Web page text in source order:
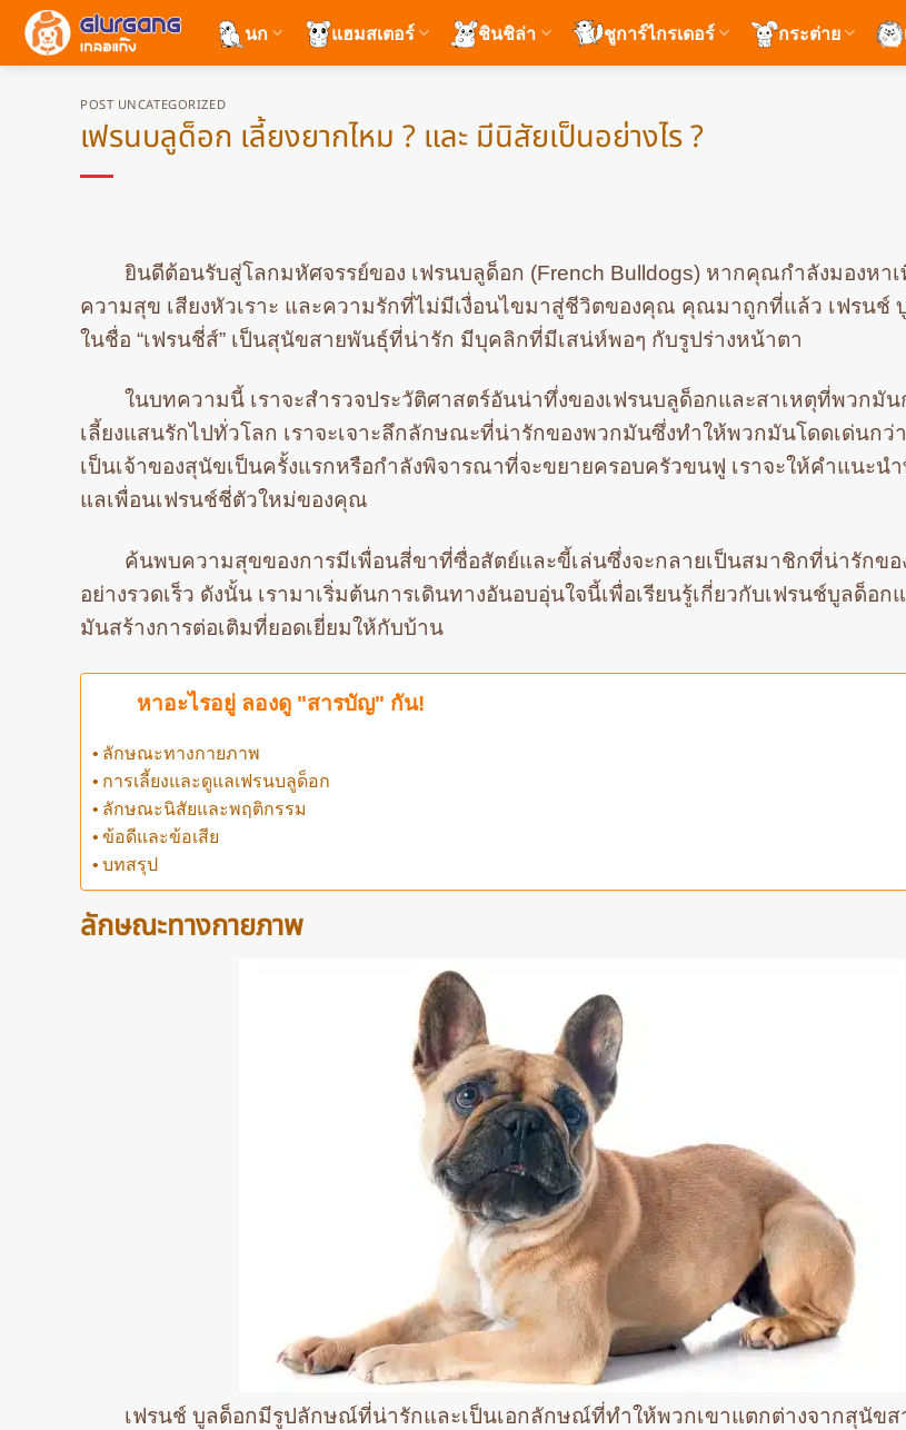
ข้าม
ยัง
นก แฮมสเตอร์ ชินชิล่า ชูการ์ไกรเดอร์ กระต่าย
POST UNCATEGORIZED
เฟรนบลูด็อก เลี้ยงยากไหม ? และ มีนิสัยเป็นอย่างไร ?
ยินดีต้อนรับสู่โลกมหัศจรรย์ของ เฟรนบลูด็อก (French Bulldogs) หากคุณกำลังมองหา
ความสุข เสียงหัวเราะ และความรักที่ไม่มีเงื่อนไขมาสู่ชีวิตของคุณ คุณมาถูกที่แล้ว เฟรนช์
ในชื่อ “เฟรนชี่ส์” เป็นสุนัขสายพันธุ์ที่น่ารัก มีบุคลิกที่มีเสน่ห์พอๆ กับรูปร่างหน้าตา
ในบทความนี้ เราจะสำรวจประวัติศาสตร์อันน่าทึ่งของเฟรนบลูด็อกและสาเหตุที่พวกมัน
เลี้ยงแสนรักไปทั่วโลก เราจะเจาะลึกลักษณะที่น่ารักของพวกมันซึ่งทำให้พวกมันโดดเด่นกว่
เป็นเจ้าของสุนัขเป็นครั้งแรกหรือกำลังพิจารณาที่จะขยายครอบครัวขนฟู เราจะให้คำแนะน
แลเพื่อนเฟรนช์ชี่ตัวใหม่ของคุณ
ค้นพบความสุขของการมีเพื่อนสี่ขาที่ซื่อสัตย์และขี้เล่นซึ่งจะกลายเป็นสมาชิกที่น่ารักข
อย่างรวดเร็ว ดังนั้น เรามาเริ่มต้นการเดินทางอันอบอุ่นใจนี้เพื่อเรียนรู้เกี่ยวกับเฟรนช์บูลด็อก
มันสร้างการต่อเติมที่ยอดเยี่ยมให้กับบ้าน
หาอะไรอยู่ ลองดู "สารบัญ" กัน!
ลักษณะทางกายภาพ
การเลี้ยงและดูแลเฟรนบลูด็อก
ลักษณะนิสัยและพฤติกรรม
ข้อดีและข้อเสีย
บทสรุป
ลักษณะทางกายภาพ
เฟรนช์ บูลด็อกมีรูปลักษณ์ที่น่ารักและเป็นเอกลักษณ์ที่ทำให้พวกเขาแตกต่างจากสุนัข